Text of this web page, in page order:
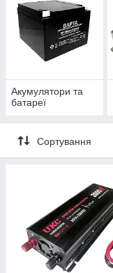
Акумулятори та
батареї
Сортування